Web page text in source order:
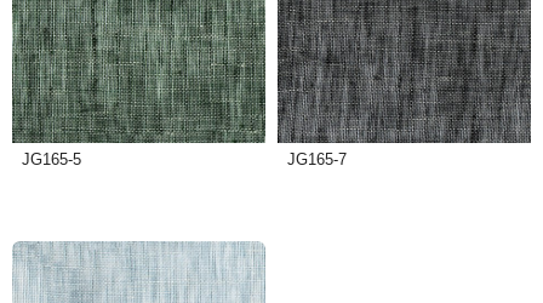
JG165-5 JG165-7